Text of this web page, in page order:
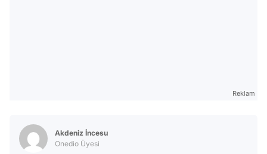
Reklam
Akdeniz İncesu
Onedio Üyesi